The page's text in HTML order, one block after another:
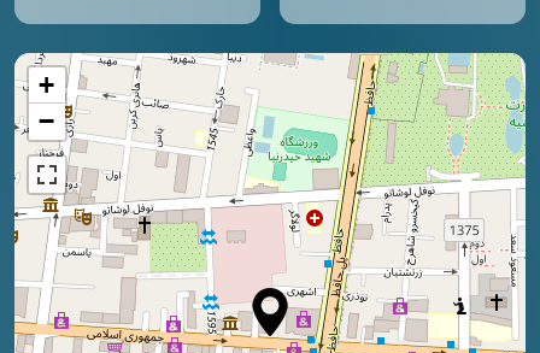
+
−